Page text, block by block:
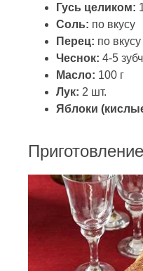
Гусь целиком:
Соль: по вкусу
Перец: по вкусу
Чеснок: 4-5
Масло: 100 г
Лук: 2 шт.
Яблоки